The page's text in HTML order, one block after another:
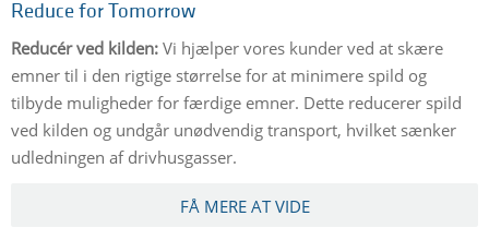
Reduce for Tomorrow
Reducér ved kilden: Vi hjælper vores kunder ved at skære
emner til i den rigtige størrelse for at minimere spild og
tilbyde muligheder for færdige emner. Dette reducerer spild
ved kilden og undgår unødvendig transport, hvilket sænker
udledningen af drivhusgasser.
FÅ MERE AT VIDE